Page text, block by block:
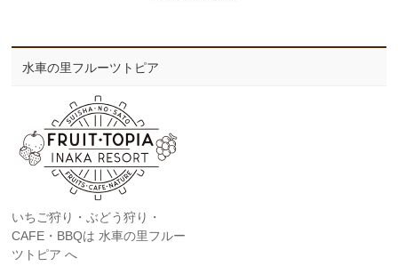
水車の里フルーツトピア
いちご狩り・ぶどう狩り・
CAFE・BBQは 水車の里フルー
ツトピア へ